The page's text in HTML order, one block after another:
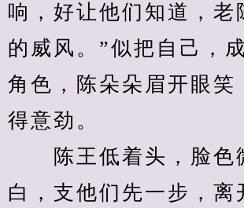
响，好让他们知道，老
的威风。”似把自己，
角色，陈朵朵眉开眼笑
得意劲。
陈王低着头，脸色
白，支他们先一步，离